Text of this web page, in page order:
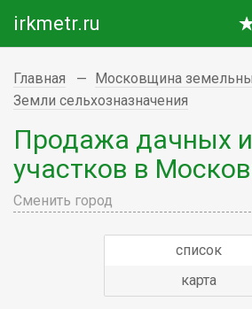
irkmetr.ru
Главная
Московщина
Земли сельхозназначения
Продажа дачных
участков в
Сменить город
список
карта